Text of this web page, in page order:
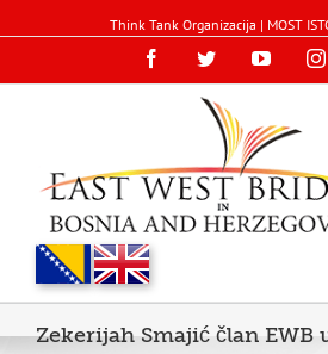
Think Tank Organizacija | MOST
FacebookTwitterYouTube
Zekerijah Smajić član EWB